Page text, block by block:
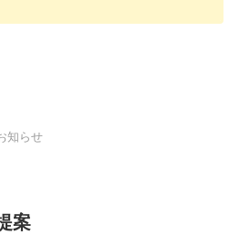
知らせ
案